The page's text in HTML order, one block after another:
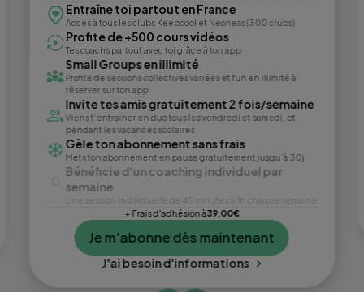
Entraîne toi partout en France
Accès à tous les clubs Keepcool et Neoness (300 clubs)
Profite de +500 cours vidéos
Tes coachs partout avec toi grâce à ton app
Small Groups en illimité
Profite de sessions collectives variées et fun en illimité à
réserver sur ton app
Invite tes amis gratuitement 2 fois/semaine
Viens t’entrainer en duo tous les vendredi et samedi, et
pendant les vacances scolaires
Gèle ton abonnement sans frais
Mets ton abonnement en pause gratuitement jusqu’à 30j
Bénéficie d'un coaching individuel par
semaine
Une session individuelle de 45 minutes à 1h chaque semaine
+ Frais d'adhésion à39,00€
Je m'abonne dès maintenant
J'ai besoin d'informations